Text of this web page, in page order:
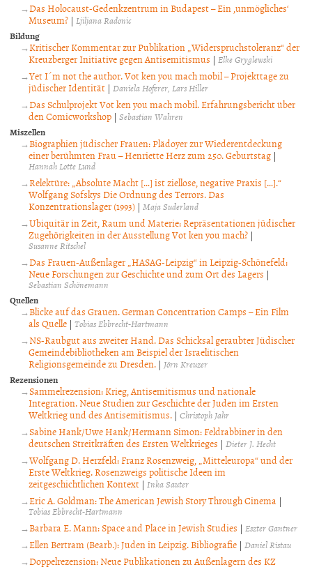
Das Holocaust-Gedenkzentrum in Budapest – Ein ‚unmögliches‘
Museum? | Ljiljana Radonic
Bildung
Kritischer Kommentar zur Publikation „Widerspruchstoleranz“ der
Kreuzberger Initiative gegen Antisemitismus | Elke Gryglewski
Yet I´m not the author. Vot ken you mach mobil – Projekttage zu
jüdischer Identität | Daniela Hoferer Lars Hiller
Das Schulprojekt Vot ken you mach mobil. Erfahrungsbericht über
den Comicworkshop | Sebastian Wahren
Miszellen
Biographien jüdischer Frauen: Plädoyer zur Wiederentdeckung
einer berühmten Frau – Henriette Herz zum 250. Geburtstag |
Hannah Lotte Lund
Relektüre: „Absolute Macht […] ist ziellose, negative Praxis […].“
Wolfgang Sofskys Die Ordnung des Terrors. Das
Konzentrationslager (1993) | Maja Suderland
Ubiquitär in Zeit, Raum und Materie: Repräsentationen jüdischer
Zugehörigkeiten in der Ausstellung Vot ken you mach? |
Susanne Ritschel
Das Frauen-Außenlager „HASAG-Leipzig“ in Leipzig-Schönefeld:
Neue Forschungen zur Geschichte und zum Ort des Lagers |
Sebastian Schönemann
Quellen
Blicke auf das Grauen. German Concentration Camps – Ein Film
als Quelle | Tobias Ebbrecht-Hartmann
NS-Raubgut aus zweiter Hand. Das Schicksal geraubter Jüdischer
Gemeindebibliotheken am Beispiel der Israelitischen
Religionsgemeinde zu Dresden. | Jörn Kreuzer
Rezensionen
Sammelrezension: Krieg, Antisemitismus und nationale
Integration. Neue Studien zur Geschichte der Juden im Ersten
Weltkrieg und des Antisemitismus. | Christoph Jahr
Sabine Hank/Uwe Hank/Hermann Simon: Feldrabbiner in den
deutschen Streitkräften des Ersten Weltkrieges | Dieter J. Hecht
Wolfgang D. Herzfeld: Franz Rosenzweig, „Mitteleuropa“ und der
Erste Weltkrieg. Rosenzweigs politische Ideen im
zeitgeschichtlichen Kontext | Inka Sauter
Eric A. Goldman: The American Jewish Story Through Cinema |
Tobias Ebbrecht-Hartmann
Barbara E. Mann: Space and Place in Jewish Studies |Eszter Gantner
Ellen Bertram (Bearb.): Juden in Leipzig. Bibliografie |Daniel Ristau
Doppelrezension: Neue Publikationen zu Außenlagern des KZ